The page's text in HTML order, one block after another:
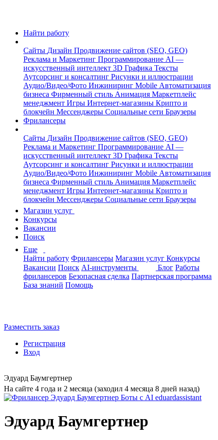
Найти работу
Сайты Дизайн Продвижение сайтов (SEO, GEO)
Реклама и Маркетинг Программирование AI —
искусственный интеллект 3D Графика Тексты
Аутсорсинг и консалтинг Рисунки и иллюстрации
Аудио/Видео/Фото Инжиниринг Mobile Автоматизация
бизнеса Фирменный стиль Анимация Маркетплейс
менеджмент Игры Интернет-магазины Крипто и
блокчейн Мессенджеры Социальные сети Браузеры
Фрилансеры
Сайты Дизайн Продвижение сайтов (SEO, GEO)
Реклама и Маркетинг Программирование AI —
искусственный интеллект 3D Графика Тексты
Аутсорсинг и консалтинг Рисунки и иллюстрации
Аудио/Видео/Фото Инжиниринг Mobile Автоматизация
бизнеса Фирменный стиль Анимация Маркетплейс
менеджмент Игры Интернет-магазины Крипто и
блокчейн Мессенджеры Социальные сети Браузеры
Магазин услуг
Конкурсы
Вакансии
Поиск
Еще
Найти работу Фрилансеры Магазин услуг Конкурсы
Вакансии Поиск AI-инструменты Блог Работы
фрилансеров Безопасная сделка Партнерская программа
База знаний Помощь
Разместить заказ
Регистрация
Вход
Эдуард Баумгертнер
На сайте 4 года и 2 месяца (заходил 4 месяца 8 дней назад)
Эдуард Баумгертнер